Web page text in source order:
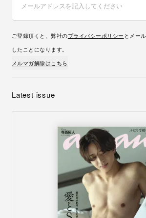
ご登録頂くと、弊社のプライバシーポリシー とメー
したことになります。
メルマガ解除はこちら
Latest issue